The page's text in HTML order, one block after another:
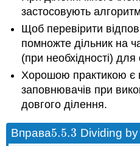
застосовують
Щоб перевірити
помножте дільник на
(при необхідності)
Хорошою практикою є
заповнювачів при
довгого ділення.
Вправа5.5.3
5.5.3 Dividing